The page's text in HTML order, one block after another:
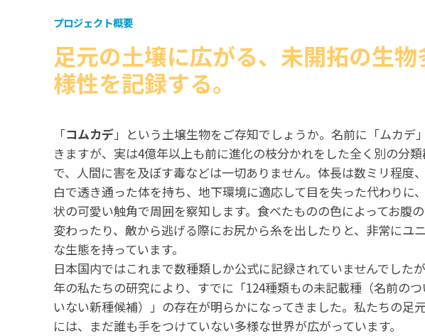
プロジェクト概要
足元の土壌に広がる、未開拓の生物
様性を記録する。
「コムカデ」という土壌生物をご存知でしょうか。名前に「ムカデ
きますが、実は4億年以上も前に進化の枝分かれをした全く別の分
で、人間に害を及ぼす毒などは一切ありません。体長は数ミリ程度
白で透き通った体を持ち、地下環境に適応して目を失った代わりに
状の可愛い触角で周囲を察知します。食べたものの色によってお腹
変わったり、敵から逃げる際にお尻から糸を出したりと、非常にユ
な生態を持っています。
日本国内ではこれまで数種類しか公式に記録されていませんでした
年の私たちの研究により、すでに「124種類もの未記載種（名前のつ
いない新種候補）」の存在が明らかになってきました。私たちの足
には、まだ誰も手をつけていない多様な世界が広がっています。